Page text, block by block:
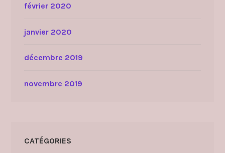
février 2020
janvier 2020
décembre 2019
novembre 2019
CATÉGORIES